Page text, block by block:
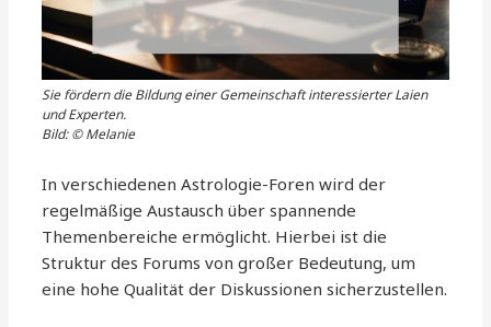
Sie fördern die Bildung einer Gemeinschaft interessierter Laien
und Experten.
Bild: © Melanie
In verschiedenen Astrologie-Foren wird der
regelmäßige Austausch über spannende
Themenbereiche ermöglicht. Hierbei ist die
Struktur des Forums von großer Bedeutung, um
eine hohe Qualität der Diskussionen sicherzustellen.